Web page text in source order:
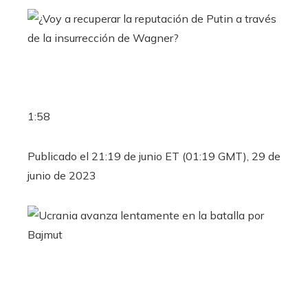
1:58
Publicado el 21:19 de junio ET (01:19 GMT), 29 de
junio de 2023